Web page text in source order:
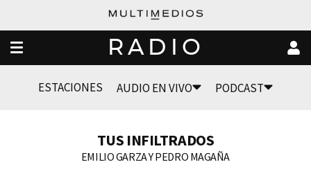
RADIO
ESTACIONES AUDIO EN VIVO PODCAST
TUS INFILTRADOS
EMILIO GARZA Y PEDRO MAGAÑA